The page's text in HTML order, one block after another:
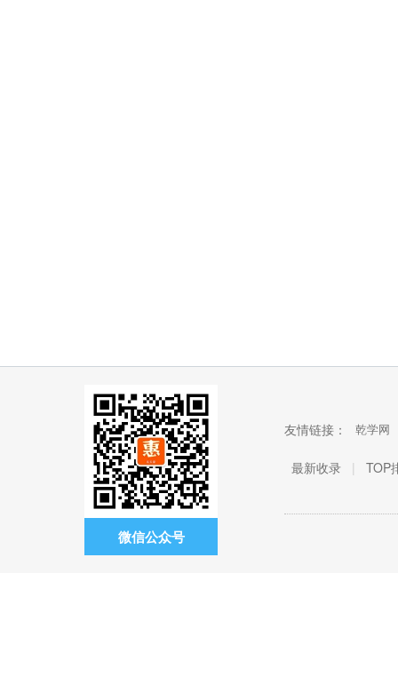
微信公众号
友情链接： 乾学网
最新收录 | TOP